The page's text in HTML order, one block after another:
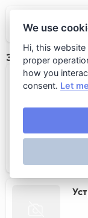
Закуски в стол
We use
Hi, this
proper
how you
consent. Let